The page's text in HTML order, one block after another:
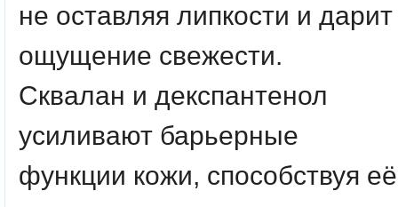
не оставляя липкости и дарит
ощущение свежести.
Сквалан и декспантенол
усиливают барьерные
функции кожи, способствуя её